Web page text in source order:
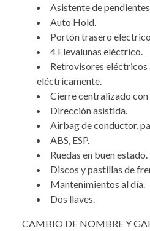
Asistente de pendientes.
Auto Hold.
Portón trasero eléctrico.
4 Elevalunas eléctrico.
Retrovisores
eléctricamente.
Cierre centralizado con
Dirección asistida.
Airbag de conductor,
ABS, ESP.
Ruedas en buen estado.
Discos y pastillas de
Mantenimientos al día.
Dos llaves.
CAMBIO DE NOMBRE Y